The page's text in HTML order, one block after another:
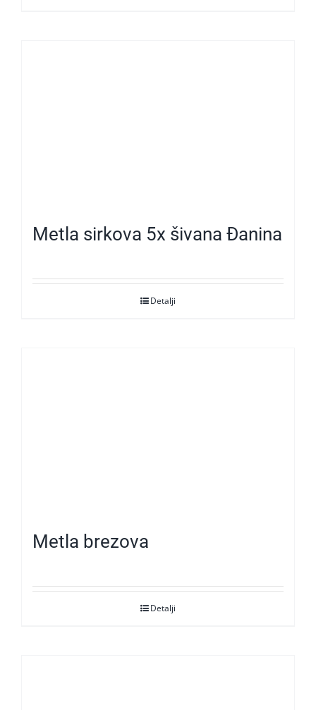
Metla sirkova 5x šivana Đanina
Detalji
Metla brezova
Detalji